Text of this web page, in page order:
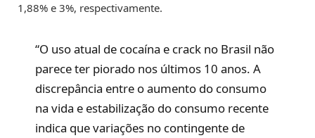
1,88% e 3%, respectivamente.
“O uso atual de cocaína e crack no Brasil não
parece ter piorado nos últimos 10 anos. A
discrepância entre o aumento do consumo
na vida e estabilização do consumo recente
indica que variações no contingente de